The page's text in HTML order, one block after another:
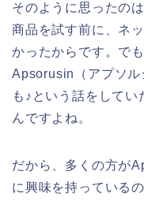
そのように思ったの
商品を試す前に、ネ
かったからです。で
Apsorusin（アプソル
も♪という話をして
んですよね。
だから、多くの方が
に興味を持っている